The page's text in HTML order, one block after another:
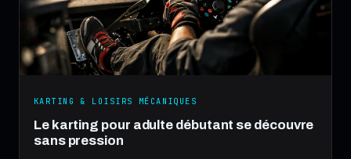
KARTING & LOISIRS MÉCANIQUES
Le karting pour adulte débutant se découvre
sans pression